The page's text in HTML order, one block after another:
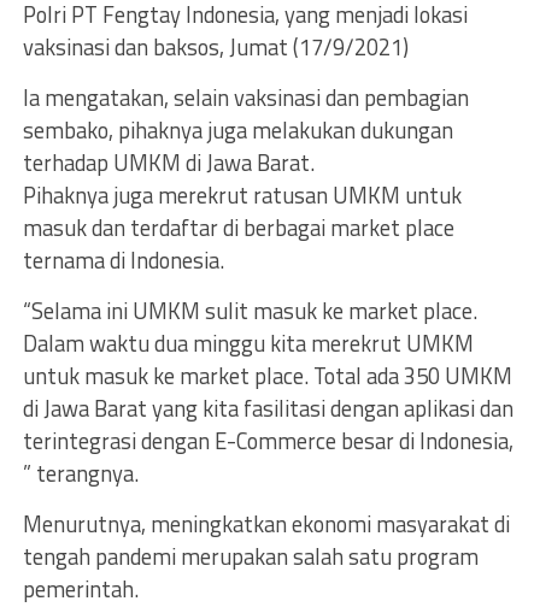
Polri PT Fengtay Indonesia, yang menjadi lokasi
vaksinasi dan baksos, Jumat (17/9/2021)
Ia mengatakan, selain vaksinasi dan pembagian
sembako, pihaknya juga melakukan dukungan
terhadap UMKM di Jawa Barat.
Pihaknya juga merekrut ratusan UMKM untuk
masuk dan terdaftar di berbagai market place
ternama di Indonesia.
“Selama ini UMKM sulit masuk ke market place.
Dalam waktu dua minggu kita merekrut UMKM
untuk masuk ke market place. Total ada 350 UMKM
di Jawa Barat yang kita fasilitasi dengan aplikasi dan
terintegrasi dengan E-Commerce besar di Indonesia,
” terangnya.
Menurutnya, meningkatkan ekonomi masyarakat di
tengah pandemi merupakan salah satu program
pemerintah.